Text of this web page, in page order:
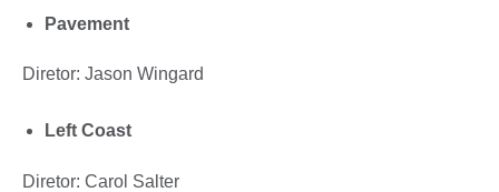
Pavement
Diretor: Jason Wingard
Left Coast
Diretor: Carol Salter